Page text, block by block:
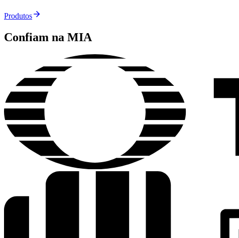
Produtos
Confiam na MIA